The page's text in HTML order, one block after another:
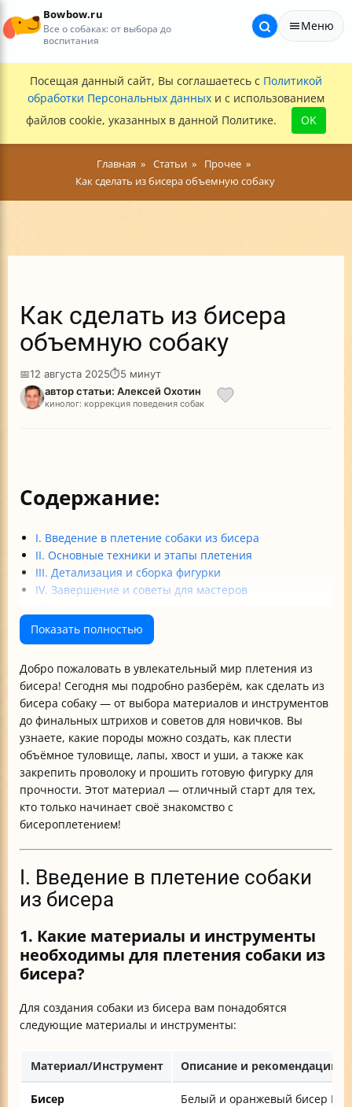
Bowbow.ru
Все о собаках: от выбора до
воспитания
Меню
Посещая данный сайт, Вы соглашаетесь с Политикой
обработки Персональных данных и с использованием
файлов cookie, указанных в данной Политике.
OK
Главная Статьи
Прочее
Как сделать из бисера объемную собаку
Как сделать из бисера
объемную собаку
📅12 августа 2025⏱5 минут
автор статьи: Алексей Охотин
кинолог: коррекция поведения собак
Содержание:
I. Введение в плетение собаки из бисера
II. Основные техники и этапы плетения
III. Детализация и сборка фигурки
IV. Завершение и советы для мастеров
Показать полностью
Добро пожаловать в увлекательный мир плетения из
бисера! Сегодня мы подробно разберём, как сделать из
бисера собаку — от выбора материалов и инструментов
до финальных штрихов и советов для новичков. Вы
узнаете, какие породы можно создать, как плести
объёмное туловище, лапы, хвост и уши, а также как
закрепить проволоку и прошить готовую фигурку для
прочности. Этот материал — отличный старт для тех,
кто только начинает своё знакомство с
бисероплетением!
I. Введение в плетение собаки
из бисера
1. Какие материалы и инструменты
необходимы для плетения собаки из
бисера?
Для создания собаки из бисера вам понадобятся
следующие материалы и инструменты:
Материал/Инструмент Описание и рекомендации
Бисер Белый и оранжевый бисер №8